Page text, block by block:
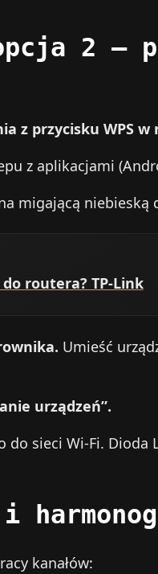
2 –
z przycisku WPS w
z aplikacjami
migającą niebieską
do routera? TP-Link
Umieść
urządzeń”.
do sieci Wi‑Fi.
kanałów: